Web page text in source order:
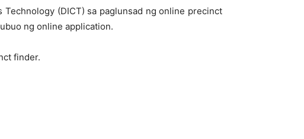
(DICT) sa paglunsad ng online precinct
ng online application.
finder.